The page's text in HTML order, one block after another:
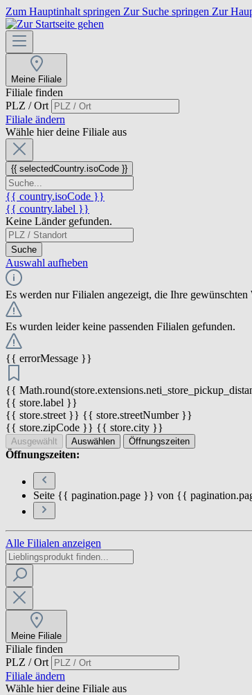
Zum Hauptinhalt springen Zur Suche springen Zur
Meine Filiale
Filiale finden
PLZ / Ort
Filiale ändern
Wähle hier deine Filiale aus
{{ selectedCountry.isoCode }}
{{ country.isoCode }}
{{ country.label }}
Keine Länder gefunden.
Suche
Auswahl aufheben
Es werden nur Filialen angezeigt, die Ihre gewünschten
Es wurden leider keine passenden Filialen gefunden.
{{ errorMessage }}
{{
{{ store.label }}
{{ store.street }} {{ store.streetNumber }}
{{ store.zipCode }} {{ store.city }}
Ausgewählt Auswählen Öffnungszeiten
Öffnungszeiten:
Seite {{ pagination.page }} von {{
Alle Filialen anzeigen
Meine Filiale
Filiale finden
PLZ / Ort
Filiale ändern
Wähle hier deine Filiale aus